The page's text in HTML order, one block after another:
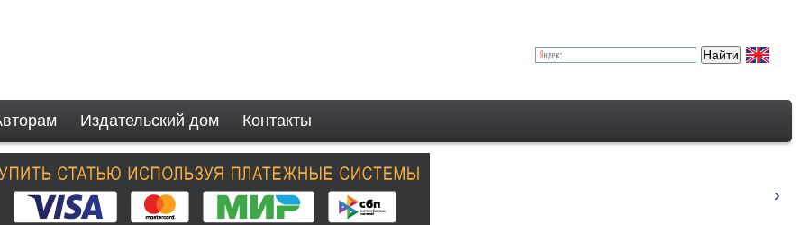
Издательский дом Контакты